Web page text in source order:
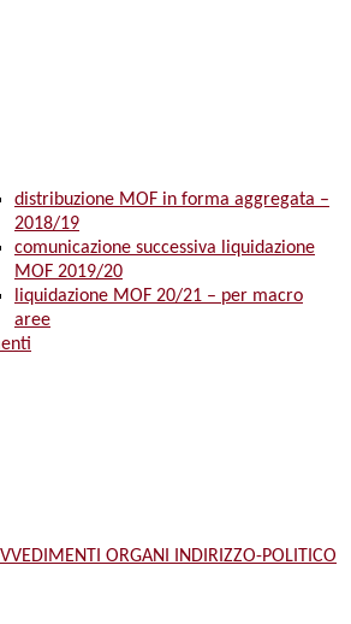
distribuzione MOF in forma aggregata –
2018/19
comunicazione successiva liquidazione
MOF 2019/20
liquidazione MOF 20/21 – per macro
aree
ORGANI INDIRIZZO-POLITICO